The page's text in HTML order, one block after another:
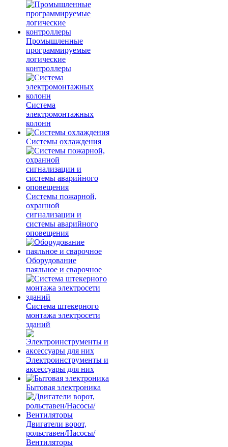
Промышленные
программируемые
логические
контроллеры
Система
электромонтажных
колонн
Системы охлаждения
Системы пожарной,
охранной
сигнализации и
системы аварийного
оповещения
Оборудование
паяльное и сварочное
Система штекерного
монтажа электросети
зданий
Электроинструменты и
аксессуары для них
Бытовая электроника
Двигатели ворот,
рольставен/Насосы/
Вентиляторы